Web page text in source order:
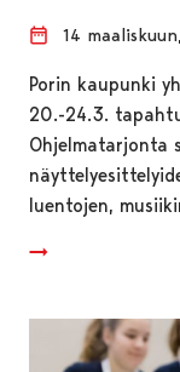
14
Porin kaupunki
20.-24.3.
Ohjelmatarjonta
luentojen,